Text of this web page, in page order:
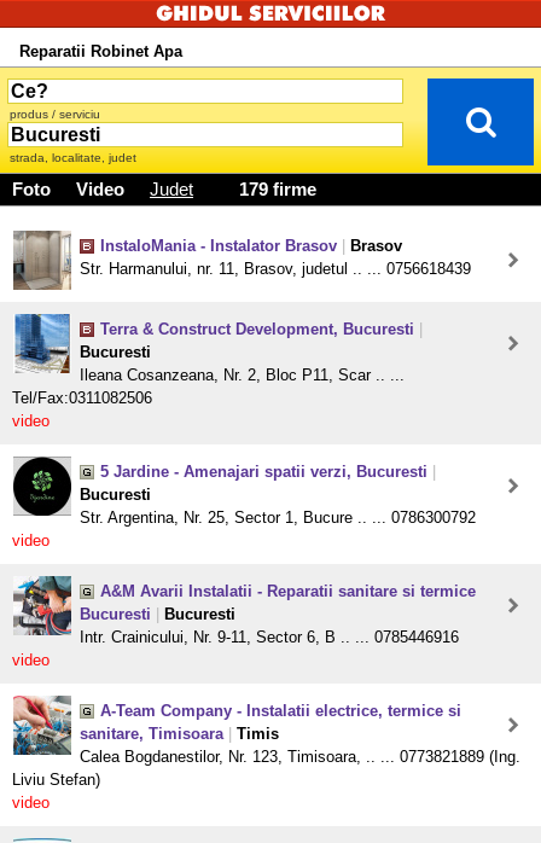
Reparatii Robinet Apa
produs / serviciu
strada, localitate, judet
Foto Video Judet 179 firme
InstaloMania - Instalator Brasov
Brasov
Str. Harmanului, nr. 11, Brasov, judetul .. ... 0756618439
Terra & Construct Development, Bucuresti
Bucuresti
Ileana Cosanzeana, Nr. 2, Bloc P11, Scar .. ...
Tel/Fax:0311082506
video
5 Jardine - Amenajari spatii verzi, Bucuresti
Bucuresti
Str. Argentina, Nr. 25, Sector 1, Bucure .. ... 0786300792
video
A&M Avarii Instalatii - Reparatii sanitare si termice
Bucuresti
Bucuresti
Intr. Crainicului, Nr. 9-11, Sector 6, B .. ... 0785446916
video
A-Team Company - Instalatii electrice, termice si
sanitare, Timisoara
Timis
Calea Bogdanestilor, Nr. 123, Timisoara, .. ... 0773821889 (Ing.
Liviu Stefan)
video